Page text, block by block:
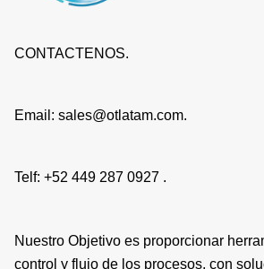
CONTACTENOS.
Email: sales@otlatam.com.
Telf: +52 449 287 0927 .
Nuestro Objetivo es proporcionar
control y flujo de los procesos, con